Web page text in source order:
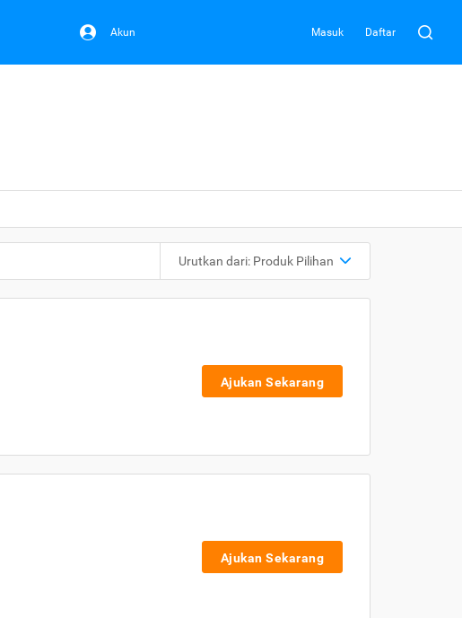
Akun Masuk Daftar
Urutkan dari: Produk Pilihan
Ajukan Sekarang
Ajukan Sekarang